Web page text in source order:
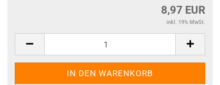
8,97 EUR
inkl. 19% MwSt.